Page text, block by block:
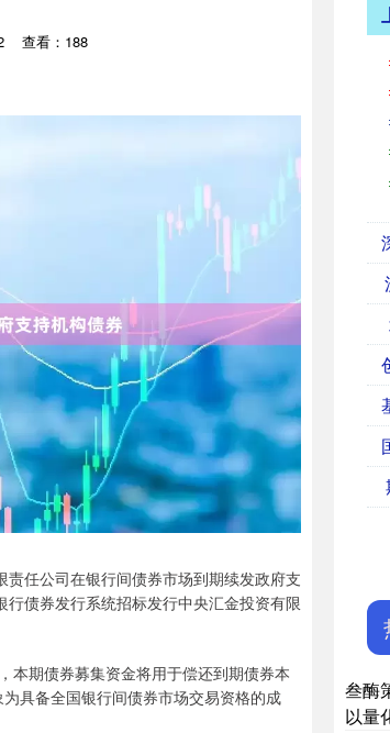
查看：188
任公司在银行间债券市场到期续发政府支
债券发行系统招标发行中央汇金投资有限
期债券募集资金将用于偿还到期债券本
具备全国银行间债券市场交易资格的成
叁酶
以量